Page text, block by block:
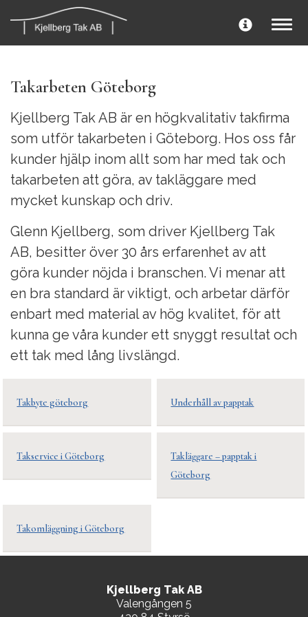
Takarbeten Göteborg
Kjellberg Tak AB är en högkvalitativ takfirma
som utför takarbeten i Göteborg. Hos oss får
kunder hjälp inom allt som har med tak och
takarbeten att göra, av takläggare med
mycket kunskap och driv.
Glenn Kjellberg, som driver Kjellberg Tak
AB, besitter över 30 års erfarenhet av att
göra kunder nöjda i branschen. Vi menar att
en bra standard är viktigt, och arbetar därför
enbart med material av hög kvalitet, för att
kunna ge våra kunder ett snyggt resultat och
ett tak med lång livslängd.
Takbyte göteborg Underhåll av papptak
Takservice i Göteborg
Takläggare – papptak i
Göteborg
Takomläggning i Göteborg
Kjellberg Tak AB
Valengången 5